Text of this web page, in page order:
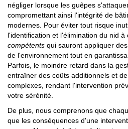
négliger lorsque les guêpes
compromettant ainsi l'intégrité de
modernes. Pour éviter tout risque
l'identification et l'élimination du nid à
compétents qui sauront appliquer
de l'environnement tout en
Parfois, le moindre retard dans la
entraîner des coûts additionnels et
complexes, rendant l'intervention
votre sérénité.
De plus, nous comprenons que
que les conséquences d'une